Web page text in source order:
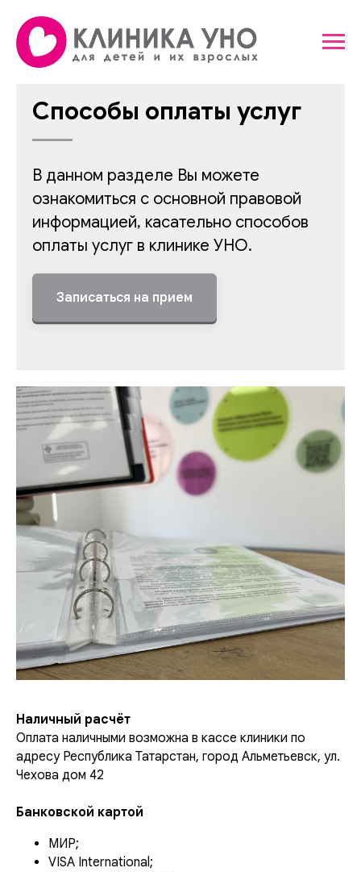
Способы оплаты услуг
В данном разделе Вы можете
ознакомиться с основной правовой
информацией, касательно способов
оплаты услуг в клинике УНО.
Записаться на прием
Наличный расчёт
Оплата наличными возможна в кассе клиники по
адресу Республика Татарстан, город Альметьевск, ул.
Чехова дом 42
Банковской картой
МИР;
VISA International;